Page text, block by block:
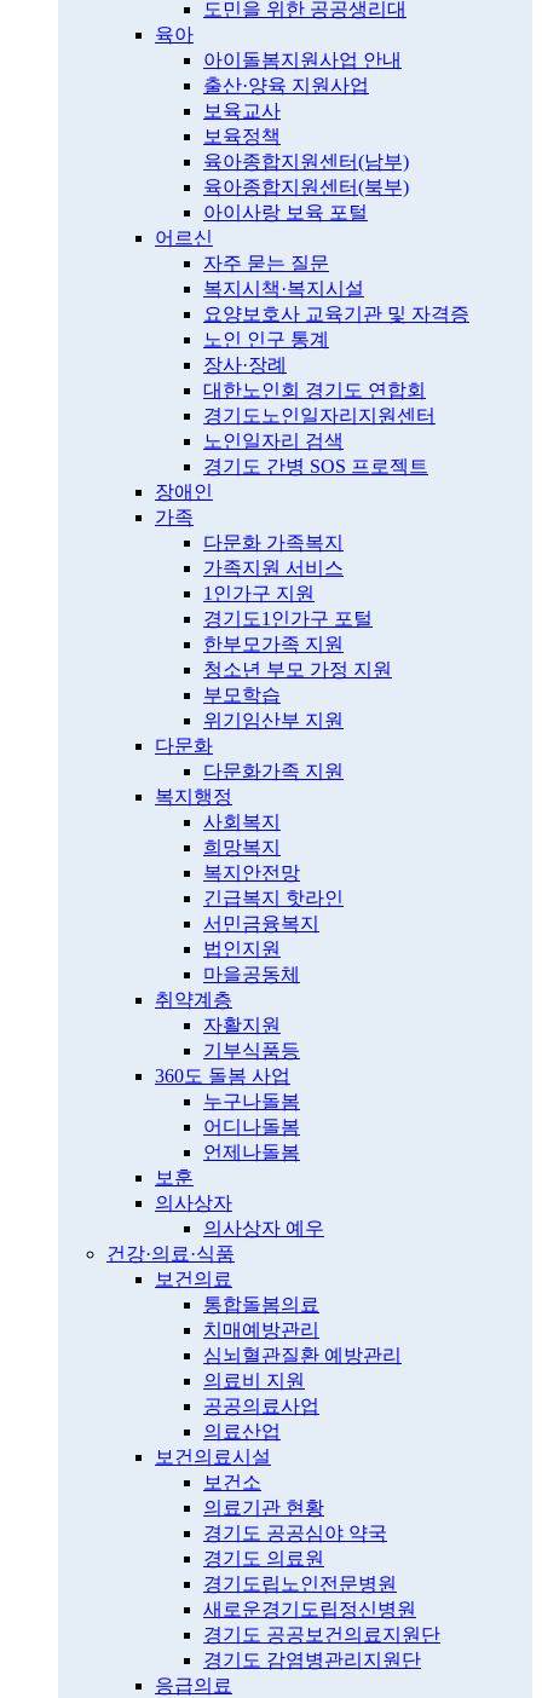
도민을 위한 공공생리대
육아
아이돌봄지원사업 안내
출산·양육 지원사업
보육교사
보육정책
육아종합지원센터(남부)
육아종합지원센터(북부)
아이사랑 보육 포털
어르신
자주 묻는 질문
복지시책·복지시설
요양보호사 교육기관 및 자격증
노인 인구 통계
장사·장례
대한노인회 경기도 연합회
경기도노인일자리지원센터
노인일자리 검색
경기도 간병 SOS 프로젝트
장애인
가족
다문화 가족복지
가족지원 서비스
1인가구 지원
경기도1인가구 포털
한부모가족 지원
청소년 부모 가정 지원
부모학습
위기임산부 지원
다문화
다문화가족 지원
복지행정
사회복지
희망복지
복지안전망
긴급복지 핫라인
서민금융복지
법인지원
마을공동체
취약계층
자활지원
기부식품등
360도 돌봄 사업
누구나돌봄
어디나돌봄
언제나돌봄
보훈
의사상자
의사상자 예우
건강·의료·식품
보건의료
통합돌봄의료
치매예방관리
심뇌혈관질환 예방관리
의료비 지원
공공의료사업
의료산업
보건의료시설
보건소
의료기관 현황
경기도 공공심야 약국
경기도 의료원
경기도립노인전문병원
새로운경기도립정신병원
경기도 공공보건의료지원단
경기도 감염병관리지원단
응급의료